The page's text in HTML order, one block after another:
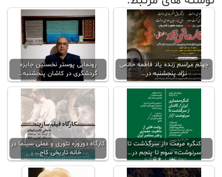
چهلم مراسم زنده یاد فاطمه حاتمی
نژاد پنجشنبه در…
رونمایی پوستر نخستین جایزه
گردشگری در کاشان پنجشنبه…
کنگره مرمت «از سرگذشت تا
سرنوشت» سوم تا پنجم در…
کارگاه دوروزه تئوری و عملی سینما در
خانه تاریخی کاج…